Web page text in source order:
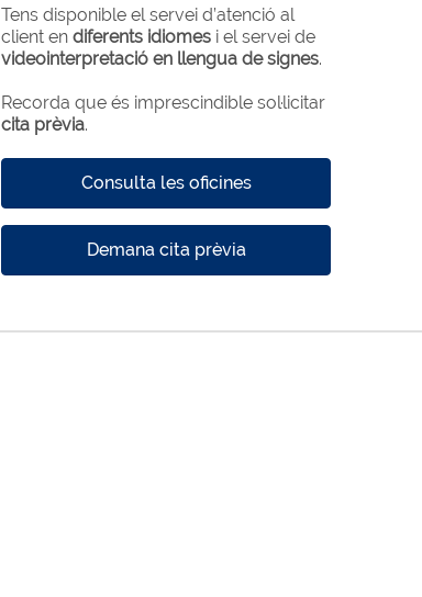
Tens disponible el servei d’atenció al
client en diferents idiomes i el servei de
videointerpretació en llengua de signes.
Recorda que és imprescindible sol·licitar
cita prèvia.
Consulta les oficines
Demana cita prèvia